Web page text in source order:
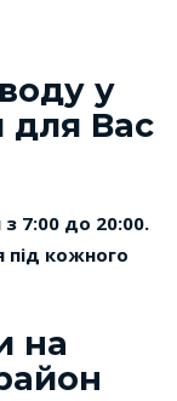
у
для Вас
7:00 до 20:00.
під кожного
на